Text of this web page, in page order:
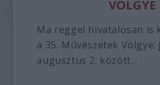
VÖLGYE
Ma reggel hivatalosan is
a 35. Művészetek Völgye:
augusztus 2. között...